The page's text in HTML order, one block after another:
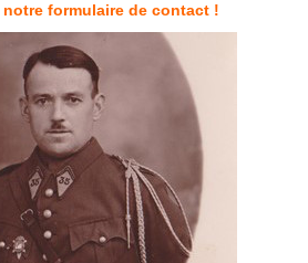
notre formulaire de contact !